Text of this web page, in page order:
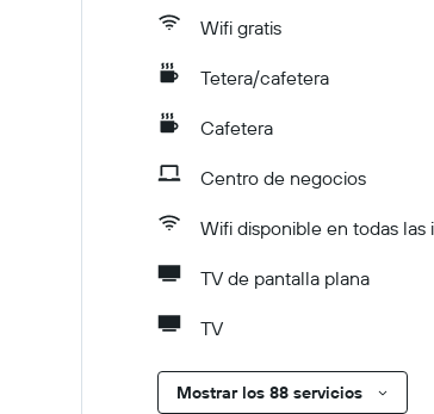
Wifi gratis
Tetera/cafetera
Cafetera
Centro de negocios
Wifi disponible en todas las
TV de pantalla plana
TV
Mostrar los 88 servicios